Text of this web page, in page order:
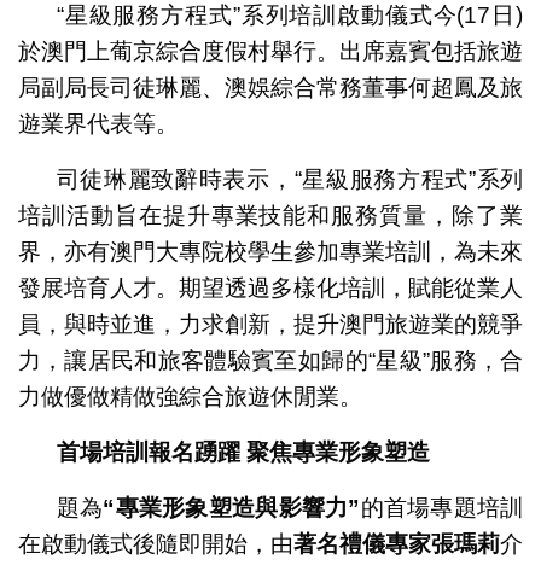
“星級服務方程式”系列培訓啟動儀式今(17日)
於澳門上葡京綜合度假村舉行。出席嘉賓包括旅遊
局副局長司徒琳麗、澳娛綜合常務董事何超鳳及旅
遊業界代表等。
司徒琳麗致辭時表示，“星級服務方程式”系列
培訓活動旨在提升專業技能和服務質量，除了業
界，亦有澳門大專院校學生參加專業培訓，為未來
發展培育人才。期望透過多樣化培訓，賦能從業人
員，與時並進，力求創新，提升澳門旅遊業的競爭
力，讓居民和旅客體驗賓至如歸的“星級”服務，合
力做優做精做強綜合旅遊休閒業。
首場培訓報名踴躍 聚焦專業形象塑造
題為“專業形象塑造與影響力”的首場專題培訓
在啟動儀式後隨即開始，由著名禮儀專家張瑪莉介